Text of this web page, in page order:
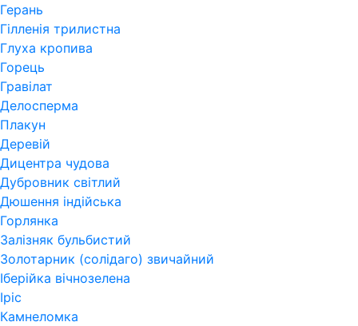
Герань
Гiлленiя трилистна
Глуха кропива
Горець
Гравілат
Делосперма
Плакун
Деревій
Дицентра чудова
Дубровник світлий
Дюшення індійська
Горлянка
Залізняк бульбистий
Золотарник (солідаго) звичайний
Іберійка вічнозелена
Іріс
Камнеломка